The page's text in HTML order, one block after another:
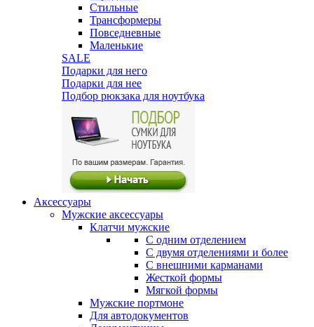
Стильные
Трансформеры
Повседневные
Маленькие
SALE
Подарки для него
Подарки для нее
Подбор рюкзака для ноутбука
Аксессуары
Мужские аксессуары
Клатчи мужские
С одним отделением
С двумя отделениями и более
С внешними карманами
Жесткой формы
Мягкой формы
Мужские портмоне
Для автодокументов